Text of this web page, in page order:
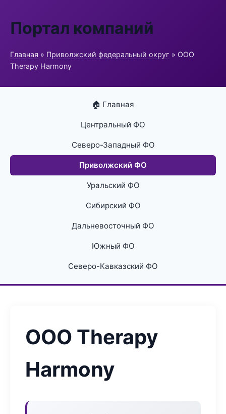
Портал компаний
Главная » Приволжский федеральный округ » ООО
Therapy Harmony
🏠 Главная
Центральный ФО
Северо-Западный ФО
Приволжский ФО
Уральский ФО
Сибирский ФО
Дальневосточный ФО
Южный ФО
Северо-Кавказский ФО
ООО Therapy
Harmony